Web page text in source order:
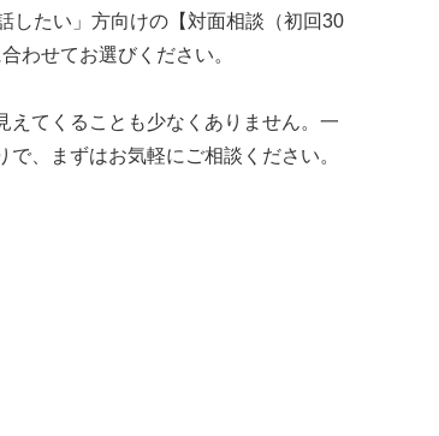
したい」方向けの【対面相談（初回30
わせてお選びください。
えてくることも少なくありません。一
、まずはお気軽にご相談ください。